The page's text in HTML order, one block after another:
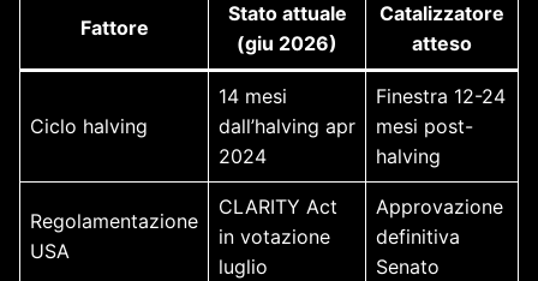
Fattore
Stato attuale
(giu 2026)
Catalizzatore
atteso
Ciclo halving
14 mesi
dall’halving apr
2024
Finestra 12-24
mesi post-
halving
Regolamentazione
USA
CLARITY Act
in votazione
luglio
Approvazione
definitiva
Senato